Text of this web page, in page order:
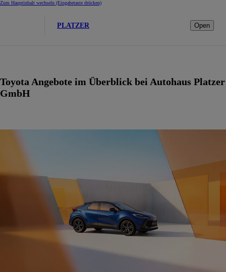
Zum Hauptinhalt wechseln (Eingabetaste drücken)
PLATZER Open
Toyota Angebote im Überblick bei Autohaus Platzer
GmbH